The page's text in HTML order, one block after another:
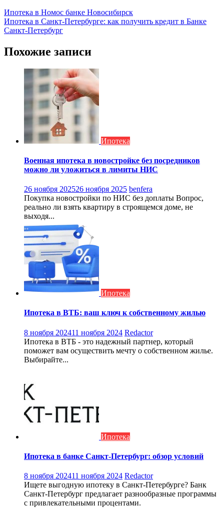
Навигация
по
Ипотека в Номос банке Новосибирск
Ипотека в Санкт-Петербурге: как получить кредит в Банке
Санкт-Петербург
Похожие записи
Ипотека
Военная ипотека в новостройке без посредников
можно ли уложиться в лимиты НИС
26 ноября 202526 ноября 2025 benfera
Покупка новостройки по НИС без доплаты Вопрос,
реально ли взять квартиру в строящемся доме, не
выходя...
Ипотека
Ипотека в ВТБ: ваш ключ к собственному жилью
8 ноября 202411 ноября 2024 Redactor
Ипотека в ВТБ - это надежный партнер, который
поможет вам осуществить мечту о собственном жилье.
Выбирайте...
Ипотека
Ипотека в банке Санкт-Петербург: обзор условий
8 ноября 202411 ноября 2024 Redactor
Ищете выгодную ипотеку в Санкт-Петербурге? Банк
Санкт-Петербург предлагает разнообразные программы
с привлекательными процентами.